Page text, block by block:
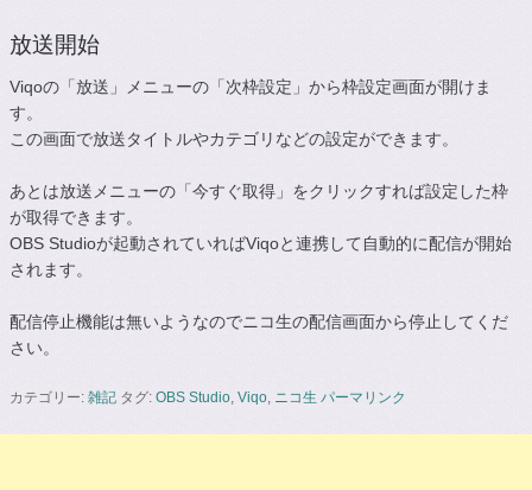
放送開始
Viqoの「放送」メニューの「次枠設定」から枠設定画面が開けま
す。
この画面で放送タイトルやカテゴリなどの設定ができます。
あとは放送メニューの「今すぐ取得」をクリックすれば設定した枠
が取得できます。
OBS Studioが起動されていればViqoと連携して自動的に配信が開始
されます。
配信停止機能は無いようなのでニコ生の配信画面から停止してくだ
さい。
カテゴリー: 雑記 タグ: OBS Studio Viqo ニコ生 パーマリンク